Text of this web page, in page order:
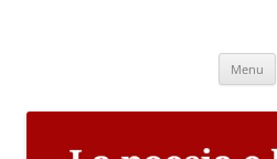
Menu